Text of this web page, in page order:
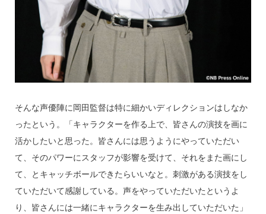
そんな声優陣に岡田監督は特に細かいディレクションはしなか
ったという。「キャラクターを作る上で、皆さんの演技を画に
活かしたいと思った。皆さんには思うようにやっていただい
て、そのパワーにスタッフが影響を受けて、それをまた画にし
て、とキャッチボールできたらいいなと。刺激がある演技をし
ていただいて感謝している。声をやっていただいたというよ
り、皆さんには一緒にキャラクターを生み出していただいた」